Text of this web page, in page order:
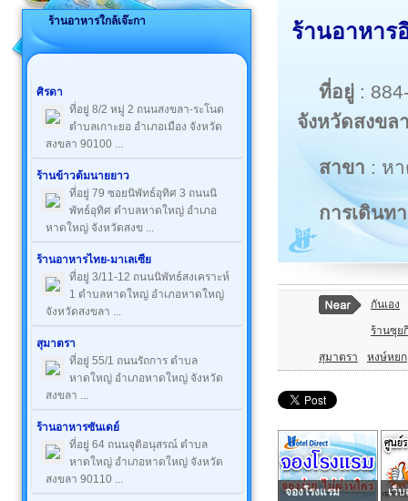
ร้านอาหารใกล้เจ๊ะกา
ศิรดา
ที่อยู่ 8/2 หมู่ 2 ถนนสงขลา-ระโนด
ตำบลเกาะยอ อำเภอเมือง จังหวัด
สงขลา 90100 ...
ร้านข้าวต้มนายยาว
ที่อยู่ 79 ซอยนิพัทธ์อุทิศ 3 ถนนนิ
พัทธ์อุทิศ ตำบลหาดใหญ่ อำเภอ
หาดใหญ่ จังหวัดสงข ...
ร้านอาหารไทย-มาเลเซีย
ที่อยู่ 3/11-12 ถนนนิพัทธ์สงเคราะห์
1 ตำบลหาดใหญ่ อำเภอหาดใหญ่
จังหวัดสงขลา ...
สุมาตรา
ที่อยู่ 55/1 ถนนรัถการ ตำบล
หาดใหญ่ อำเภอหาดใหญ่ จังหวัด
สงขลา ...
ร้านอาหารซันเดย์
ที่อยู่ 64 ถนนจุติอนุสรณ์ ตำบล
หาดใหญ่ อำเภอหาดใหญ่ จังหวัด
สงขลา 90110 ...
ร้านอาหาร
ที่อยู่ :
จังหวัดสงขล
สาขา : ห
การเดินท
กันเอง
ร้านซุย
สุมาตรา หงษ์หยก
จองโรงแรม เว็บ